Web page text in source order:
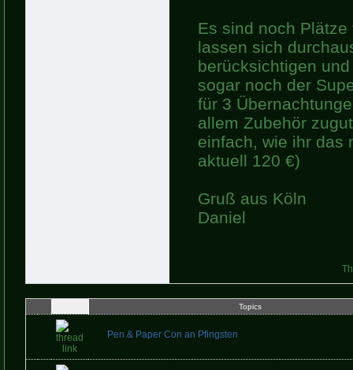
Es sind noch
lassen sich
berücksichtigen
sogar noch der
für 3
allem Zubehör
einfach, wie ihr das
aktuell 120 €)
Gruß aus Köln
Daniel
Topics
Pen & Paper Con an Pfingsten